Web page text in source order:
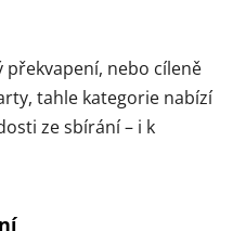
nebo cíleně
tahle kategorie nabízí
ze sbírání – i k